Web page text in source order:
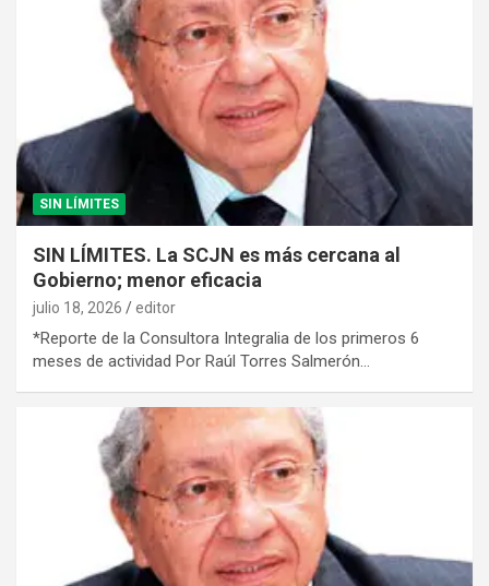
SIN LÍMITES
SIN LÍMITES. La SCJN es más cercana al
Gobierno; menor eficacia
julio 18, 2026 editor
*Reporte de la Consultora Integralia de los primeros 6
meses de actividad Por Raúl Torres Salmerón…